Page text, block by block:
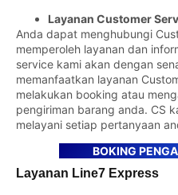
Layanan Customer
Anda dapat menghubungi
memperoleh layanan dan
service kami akan dengan
memanfaatkan layanan
melakukan booking atau
pengiriman barang anda. CS
melayani setiap pertanyaan
BOKING
Layanan Line7 Express